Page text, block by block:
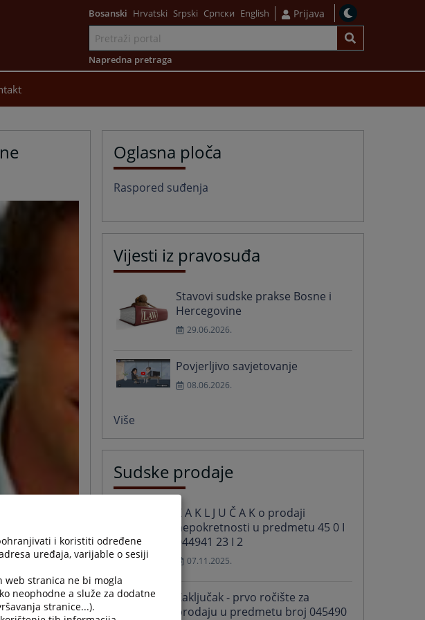
Bosanski Hrvatski Srpski Српски English Prijava
Napredna pretraga
Oglasna ploča
Raspored suđenja
Vijesti iz pravosuđa
Stavovi sudske prakse Bosne i
Hercegovine
29.06.2026.
Povjerljivo savjetovanje
08.06.2026.
Više
Sudske prodaje
Z A K L J U Č A K o prodaji
nepokretnosti u predmetu 45 0 I
044941 23 I 2
07.11.2025.
Zaključak - prvo ročište za
prodaju u predmetu broj 045490
i koristiti određene
uređaja, varijable o sesiji
web stranica ne bi mogla
neophodne a služe za dodatne
stranice...).